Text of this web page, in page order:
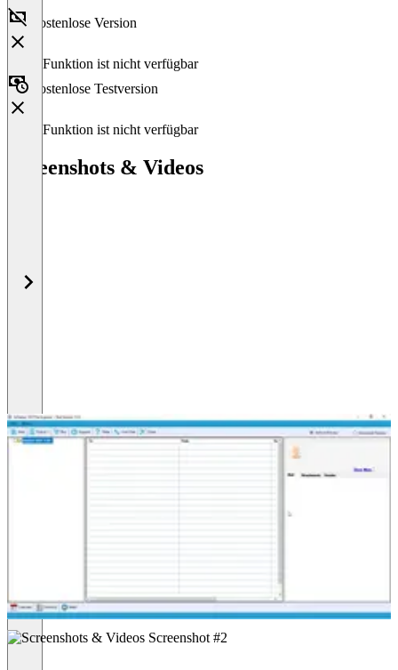
Kostenlose Version
Diese Funktion ist nicht verfügbar
Kostenlose Testversion
Diese Funktion ist nicht verfügbar
Screenshots & Videos